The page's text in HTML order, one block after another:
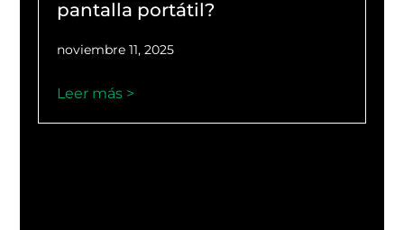
pantalla portátil?
noviembre 11, 2025
Leer más >